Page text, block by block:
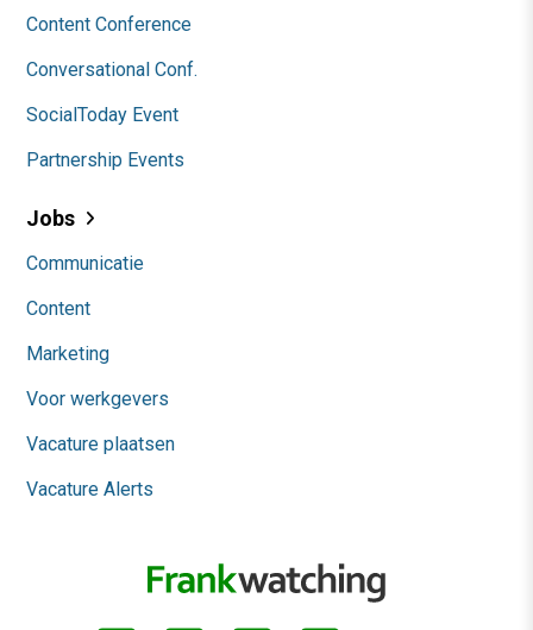
Content Conference
Conversational Conf.
SocialToday Event
Partnership Events
Jobs
Communicatie
Content
Marketing
Voor werkgevers
Vacature plaatsen
Vacature Alerts